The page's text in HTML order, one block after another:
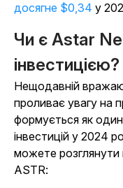
досягне $0,34 у
Чи є Astar
інвестицією?
Нещодавній
проливає увагу на
формується як
інвестицій у 2024
можете розглянути
ASTR: